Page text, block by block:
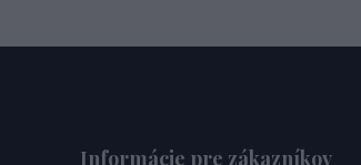
Informácie pre zákazníkov